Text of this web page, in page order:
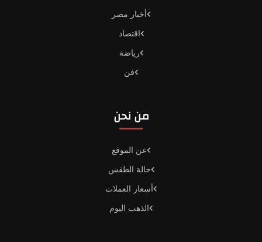
أخبار مصر
اقتصاد
رياضة
فن
من نحن
عن الموقع
حالة الطقس
أسعار العملات
الذهب اليوم